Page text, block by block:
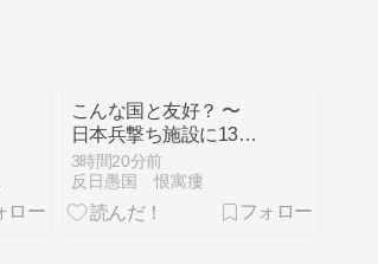
こんな国と友好？ 〜
日本兵撃ち施設に131
億円…習近平が愛国心
を煽った結果、「｢抗
日テーマパーク｣が中
3時間20分前
反日愚国 恨寓瘻